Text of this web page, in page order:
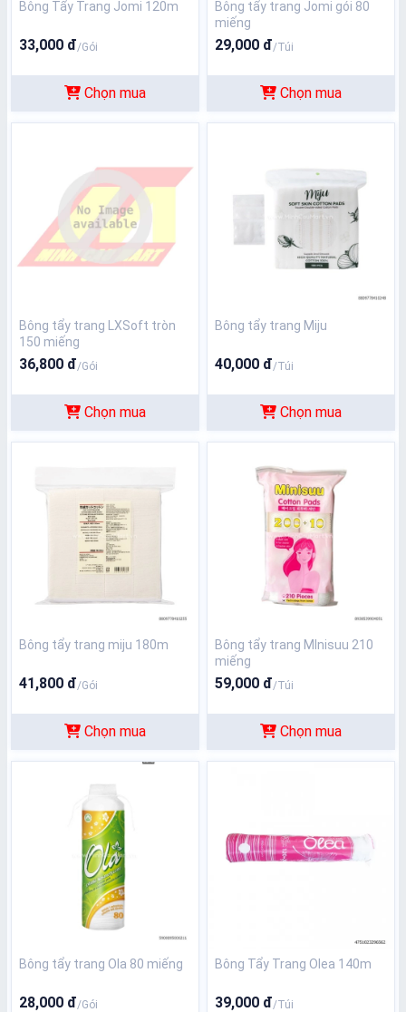
Bông Tẩy Trang Jomi 120m
33,000 đ/Gói
Chọn mua
Bông tẩy trang Jomi gói 80
miếng
29,000 đ/Túi
Chọn mua
Bông tẩy trang LXSoft tròn
150 miếng
36,800 đ/Gói
Chọn mua
Bông tẩy trang Miju
40,000 đ/Túi
Chọn mua
Bông tẩy trang miju 180m
41,800 đ/Gói
Chọn mua
Bông tẩy trang MInisuu 210
miếng
59,000 đ/Túi
Chọn mua
Bông tẩy trang Ola 80 miếng
28,000 đ/Gói
Bông Tẩy Trang Olea 140m
39,000 đ/Túi